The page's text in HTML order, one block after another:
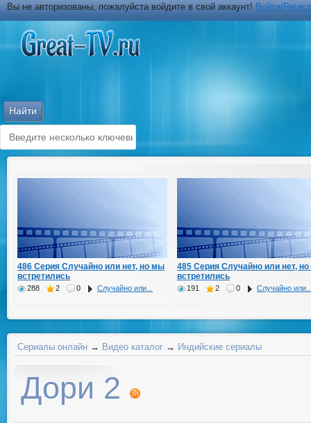
Вы не авторизованы, пожалуйста войдите в свой аккаунт!Войти/
486 Серия Случайно или нет, но мы
встретились
288 2 0 Случайно или...
485 Серия Случайно или нет,
встретились
191 2 0 Случайно
Сериалы онлайн → Видео каталог → Индийские сериалы
Дори 2